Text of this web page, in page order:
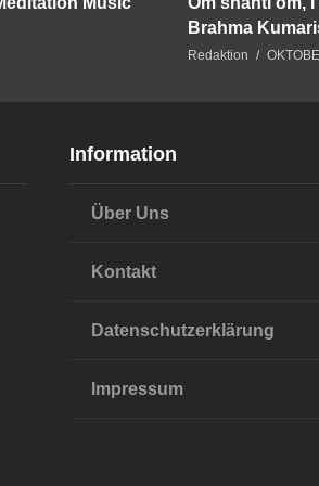
Brahma
Redaktion
Information
Über Uns
Kontakt
Datenschutzerklärung
Impressum